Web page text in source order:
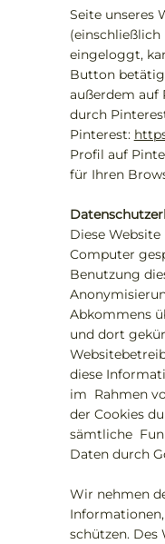
Seite unseres
eingeloggt,
Button
außerdem auf
durch
Pinterest:
Profil auf
für Ihren
Diese
Computer
Benutzung
Abkommens
und dort
diese
im Rahmen
der Cookies
sämtliche
Daten durch
Wir nehmen
schützen. Des